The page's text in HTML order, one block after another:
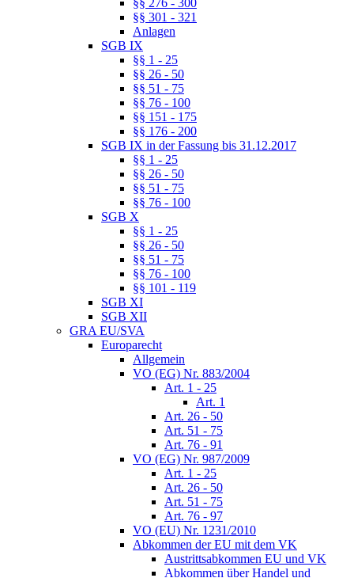
§§ 301 - 321
Anlagen
SGB IX
§§ 1 - 25
§§ 26 - 50
§§ 51 - 75
§§ 76 - 100
§§ 151 - 175
§§ 176 - 200
SGB IX in der Fassung bis 31.12.2017
§§ 1 - 25
§§ 26 - 50
§§ 51 - 75
§§ 76 - 100
SGB X
§§ 1 - 25
§§ 26 - 50
§§ 51 - 75
§§ 76 - 100
§§ 101 - 119
SGB XI
SGB XII
GRA EU/SVA
Europarecht
Allgemein
VO (EG) Nr. 883/2004
Art. 1 - 25
Art. 1
Art. 26 - 50
Art. 51 - 75
Art. 76 - 91
VO (EG) Nr. 987/2009
Art. 1 - 25
Art. 26 - 50
Art. 51 - 75
Art. 76 - 97
VO (EU) Nr. 1231/2010
Abkommen der EU mit dem VK
Austrittsabkommen EU und VK
Abkommen über Handel und